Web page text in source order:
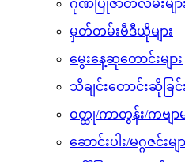
ဂုဏ်ပြုဇာတ်လမ်းမျာ
မှတ်တမ်းဗီဒီယိုများ
မွေးနေ့ဆုတောင်းများ
သီချင်းတောင်းဆိုခြင်း
ဝတ္ထု/ကာတွန်း/ကဗျာမ
ဆောင်းပါး/မဂ္ဂဇင်းမျ